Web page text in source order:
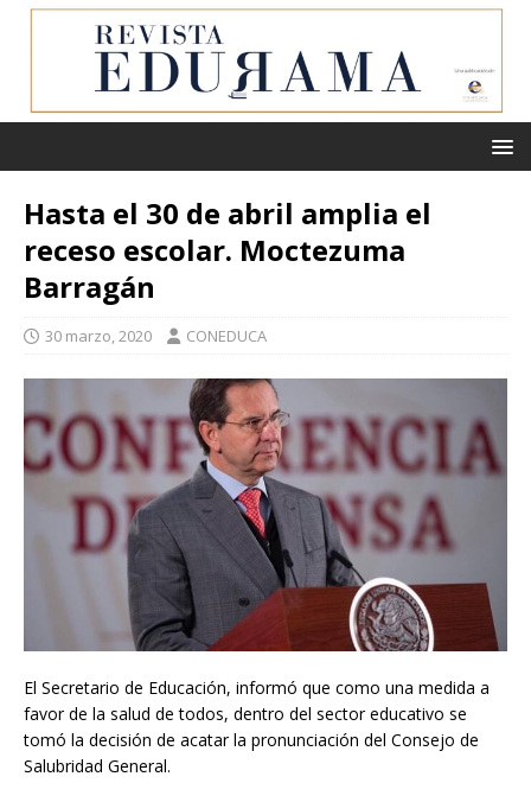
Hasta el 30 de abril amplia el
receso escolar. Moctezuma
Barragán
30 marzo, 2020 CONEDUCA
El Secretario de Educación, informó que como una medida a
favor de la salud de todos, dentro del sector educativo se
tomó la decisión de acatar la pronunciación del Consejo de
Salubridad General.